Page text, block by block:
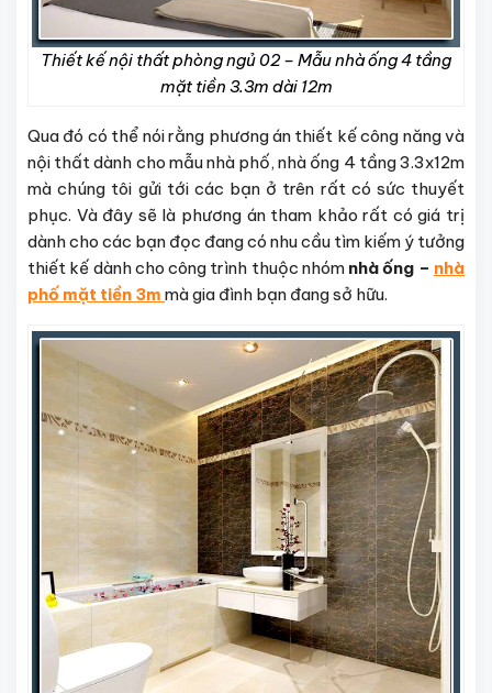
Thiết kế nội thất phòng ngủ 02 – Mẫu nhà ống 4 tầng
mặt tiền 3.3m dài 12m
Qua đó có thể nói rằng phương án thiết kế công năng và
nội thất dành cho mẫu nhà phố, nhà ống 4 tầng 3.3x12m
mà chúng tôi gửi tới các bạn ở trên rất có sức thuyết
phục. Và đây sẽ là phương án tham khảo rất có giá trị
dành cho các bạn đọc đang có nhu cầu tìm kiếm ý tưởng
thiết kế dành cho công trình thuộc nhóm nhà ống – nhà
phố mặt tiền 3m mà gia đình bạn đang sở hữu.